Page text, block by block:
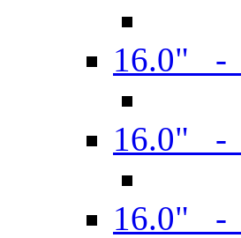
16.0" -
16.0" -
16.0" -